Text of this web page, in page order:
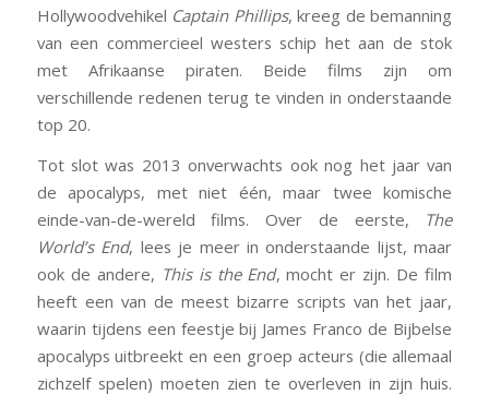
Hollywoodvehikel Captain Phillips, kreeg de bemanning
van een commercieel westers schip het aan de stok
met Afrikaanse piraten. Beide films zijn om
verschillende redenen terug te vinden in onderstaande
top 20.
Tot slot was 2013 onverwachts ook nog het jaar van
de apocalyps, met niet één, maar twee komische
einde-van-de-wereld films. Over de eerste, The
World’s End, lees je meer in onderstaande lijst, maar
ook de andere, This is the End, mocht er zijn. De film
heeft een van de meest bizarre scripts van het jaar,
waarin tijdens een feestje bij James Franco de Bijbelse
apocalyps uitbreekt en een groep acteurs (die allemaal
zichzelf spelen) moeten zien te overleven in zijn huis.